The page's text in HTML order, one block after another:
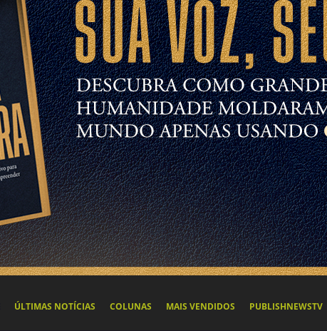
ÚLTIMAS NOTÍCIAS COLUNAS MAIS VENDIDOS PUBLISHNEWSTV